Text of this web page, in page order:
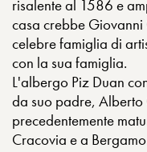
risalente al 1586 e
casa crebbe
celebre famiglia di
con la sua famiglia.
L'albergo Piz Duan
da suo padre,
precedentemente
Cracovia e a